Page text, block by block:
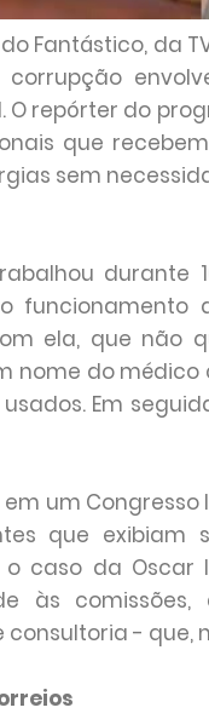
Fantástico, da
O repórter do
que
sem
durante
ela, que não
nome do
Em
um
que exibiam
o caso da
às
- que,